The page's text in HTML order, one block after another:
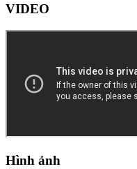
VIDEO
Hình ảnh